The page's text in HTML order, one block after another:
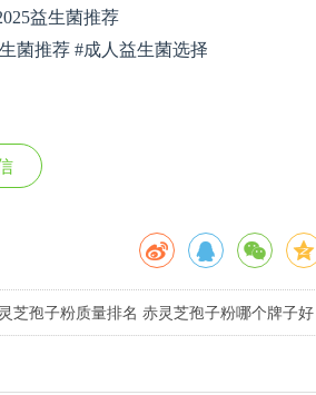
益生菌推荐
菌推荐 #成人益生菌选择
芝孢子粉质量排名 赤灵芝孢子粉哪个牌子好